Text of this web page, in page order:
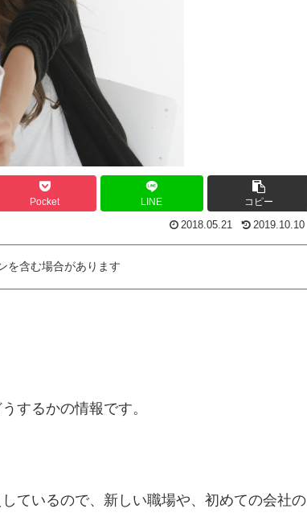
Pocket LINE コピー
2018.05.21 2019.10.10
を含む場合があります
するかの情報です。
ているので、新しい職場や、初めての会社の